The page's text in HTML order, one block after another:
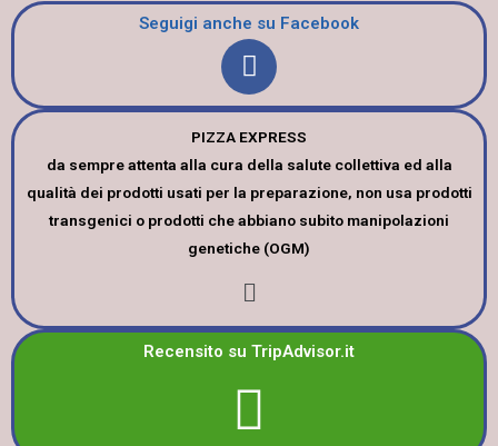
Seguigi anche su Facebook
PIZZA EXPRESS
da sempre attenta alla cura della salute collettiva ed alla
qualità dei prodotti usati per la preparazione, non usa prodotti
transgenici o prodotti che abbiano subito manipolazioni
genetiche (OGM)
Recensito su TripAdvisor.it